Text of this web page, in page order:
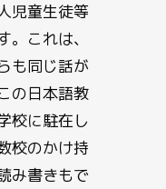
児童生徒等
これは、
も同じ話が
の日本語教
校に駐在し
校のかけ持
み書きもで